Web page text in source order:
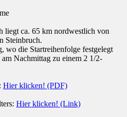
liegt ca. 65 km nordwestlich von
Steinbruch.
wo die Startreihenfolge festgelegt
Nachmittag zu einem 2 1/2-
Hier klicken! (PDF)
Hier klicken! (Link)